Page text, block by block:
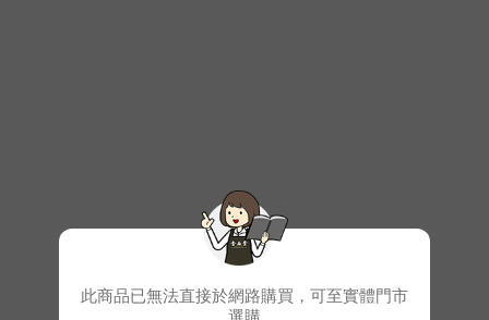
此商品已無法直接於網路購買，可至實體門市
選購